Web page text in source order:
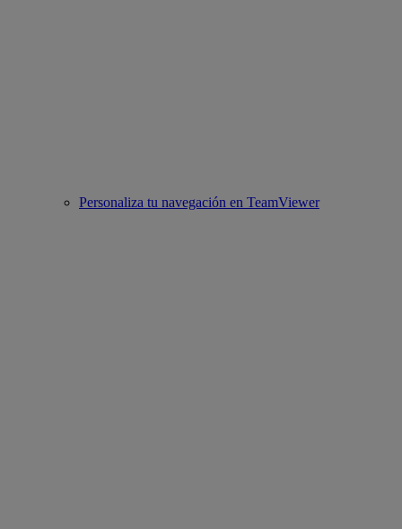
Personaliza tu navegación en TeamViewer